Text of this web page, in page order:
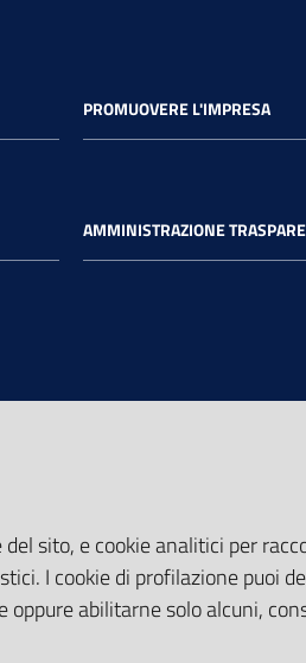
PROMUOVERE L'IMPRESA
AMMINISTRAZIONE
sito, e cookie analitici per
I cookie di profilazione puoi
oppure abilitarne solo alcuni,